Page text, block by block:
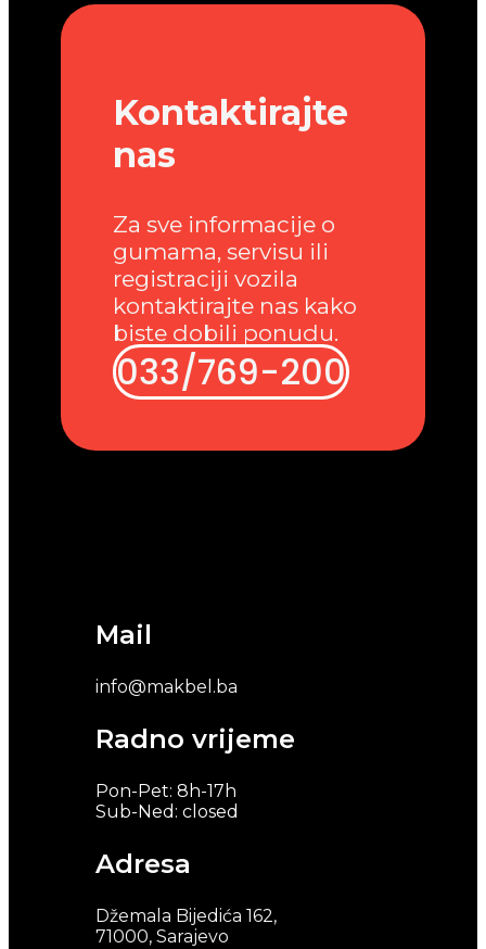
Mail
info@makbel.ba
Radno vrijeme
Pon-Pet: 8h-17h
Sub-Ned: closed
Adresa
Džemala Bijedića 162,
71000, Sarajevo
Kontaktirajte
nas
Za sve informacije o
gumama, servisu ili
registraciji vozila
kontaktirajte nas kako
biste dobili ponudu.
033/769-200